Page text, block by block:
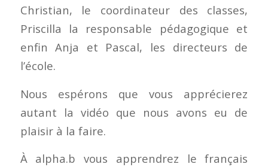
Christian, le coordinateur des classes,
Priscilla la responsable pédagogique et
enfin Anja et Pascal, les directeurs de
l’école.
Nous espérons que vous apprécierez
autant la vidéo que nous avons eu de
plaisir à la faire.
À alpha.b vous apprendrez le français